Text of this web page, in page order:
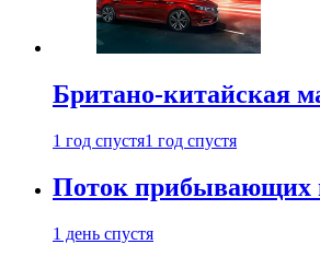
Британо-китайская
1 год спустя1 год спустя
Поток прибывающих
1 день спустя